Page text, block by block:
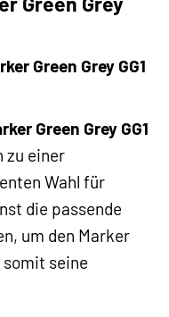
Green Grey GG1
Green Grey GG1
zu einer
Wahl für
die passende
um den Marker
seine